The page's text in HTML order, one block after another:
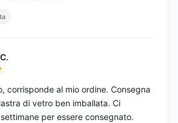
corrisponde al mio ordine. Consegna
di vetro ben imballata. Ci
per essere consegnato.